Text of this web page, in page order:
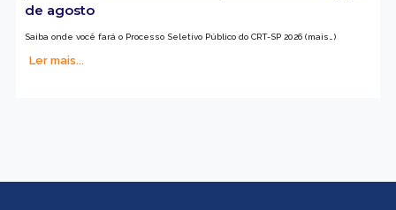
de agosto
Saiba onde você fará o Processo Seletivo Público do CRT-SP 2026 (mais…)
Ler mais...